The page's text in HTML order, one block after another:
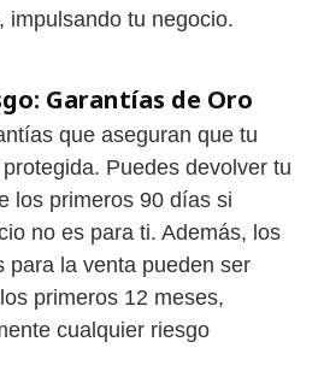
impulsando tu negocio.
Garantías de Oro
que aseguran que tu
Puedes devolver tu
los primeros 90 días si
no es para ti. Además, los
para la venta pueden ser
primeros 12 meses,
cualquier riesgo